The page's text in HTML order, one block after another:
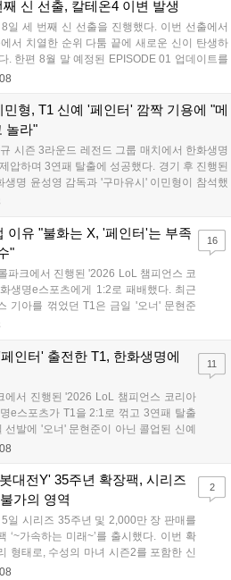
신 선출, 칼테온4 이변 발생
일 세 번째 신 선출을 진행했다. 이번 선출에서
서 치열한 순위 다툼 끝에 새로운 신이 탄생하
. 한편 8월 말 예정된 EPISODE 01 업데이트를
될 예정이며, 이를 통해 추후 주신 및 절대신에
....형, T1 신예 '페인터' 깜짝 기용에 "메
놀라"
시즌 3라운드 레전드 그룹 매치에서 한화생명
압하며 3연패 탈출에 성공했다. 경기 후 진행된
생명 윤성영 감독과 '구마유시' 이민형이 참석했
윤성영 감독은 "오랜만에 승리해 기분이 좋고,
이유 "불화는 X, '페인터'는 부족
"
파크에서 진행된 '2026 LoL 챔피언스 코
생명e스포츠에게 1:2로 패배했다. 최근
기아를 꺾었던 T1은 금일 '오너' 문현준
은후를 투입시키는 강수를 뒀으나 결국
16
인터' 출전한 T1, 한화생명에
에서 진행된 '2026 LoL 챔피언스 코리아
e스포츠가 T1을 2:1로 꺾고 3연패 탈출
발에 '오너' 문현준이 아닌 콜업된 신예
지만, 결국 1:2로 패배하고 말았다. T1은
11
대전Y' 35주년 확장팩, 시리즈
가의 영역
일 시리즈 35주년 및 2,000만 장 판매를
‘~가속하는 미래~’를 출시했다. 이번 확
형태로, 수성의 마녀 시즌2를 포함한 신
합체기를 선보이며 작품을 완결 짓는다.
2